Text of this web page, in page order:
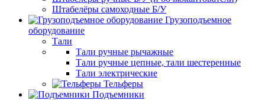
Штабелёры самоходные Б/У
Грузоподъемное
оборудование
Тали
Тали ручные рычажные
Тали ручные цепные, тали шестеренные
Тали электрические
Тельферы
Подъемники